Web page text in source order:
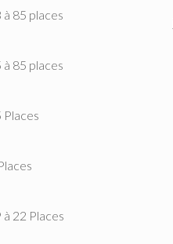
à 85 places
à 85 places
Places
à 22 Places